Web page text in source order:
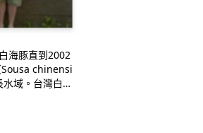
海豚直到2002
Sousa chinensi
域。台灣白海
於水深一米
水域並不常見